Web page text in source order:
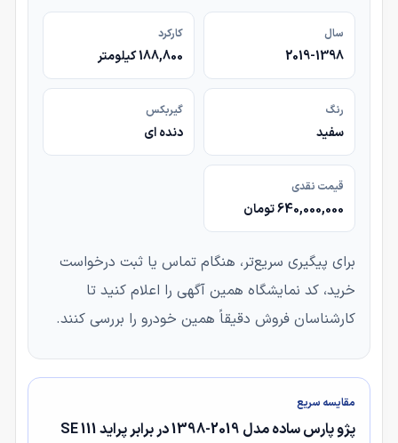
سال
2019-1398
کارکرد
188,800 کیلومتر
رنگ
سفید
گیربکس
دنده ای
قیمت نقدی
640,000,000 تومان
برای پیگیری سریع‌تر، هنگام تماس یا ثبت درخواست
خرید، کد نمایشگاه همین آگهی را اعلام کنید تا
کارشناسان فروش دقیقاً همین خودرو را بررسی کنند.
مقایسه سریع
پژو پارس ساده مدل 2019-1398 در برابر پراید 111 SE